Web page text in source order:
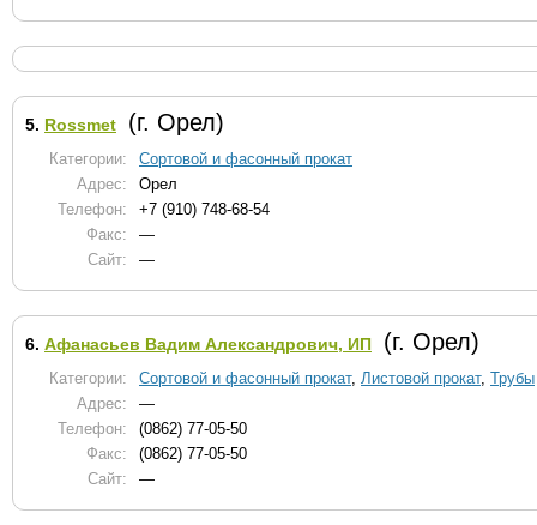
5. Rossmet (г. Орел)
Категории:
Сортовой и фасонный прокат
Адрес:
Орел
Телефон:
+7 (910) 748-68-54
Факс:
—
Сайт:
—
6. Афанасьев Вадим Александрович, ИП (г. Орел)
Категории: Сортовой и фасонный прокат, Листовой прокат, Трубы
Адрес:
—
Телефон:
(0862) 77-05-50
Факс:
(0862) 77-05-50
Сайт:
—